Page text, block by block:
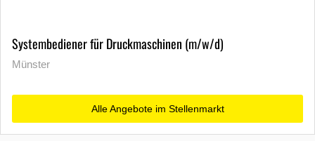
Systembediener für Druckmaschinen (m/w/d)
Münster
Alle Angebote im Stellenmarkt